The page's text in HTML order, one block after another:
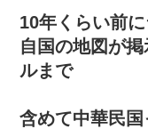
10年くらい前
自国の地図が
ルまで
含めて中華民